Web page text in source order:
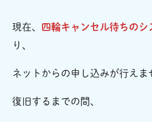
現在、 四輪キャンセル待ちのシ
り、
ネットからの申し込みが行えま
復旧するまでの間、